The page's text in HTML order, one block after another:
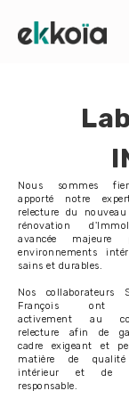
Nous sommes
apporté notre
relecture du
rénovation
avancée majeure
environnements
sains et durables.
Nos collaborateurs
François ont
activement au
relecture afin de
cadre exigeant et
matière de
intérieur et de
responsable.